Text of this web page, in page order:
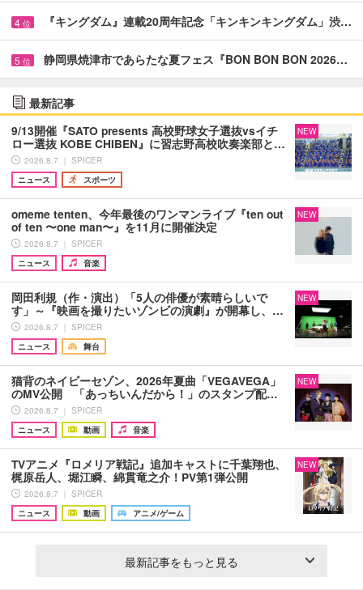
4 位 『キングダム』連載20周年記念「キンキンキングダム」渋…
5 位 静岡県焼津市であらたな夏フェス『BON BON BON 2026…
最新記事
9/13開催『SATO presents 高校野球女子選抜vsイチ
ロー選抜 KOBE CHIBEN』に習志野高校吹奏楽部と…
2026.8.7 ｜ SPICER
ニュース
スポーツ
NEW
omeme tenten、今年最後のワンマンライブ『ten out
of ten 〜one man〜』を11月に開催決定
2026.8.7 ｜ SPICER
ニュース
音楽
NEW
岡田利規（作・演出）「5人の俳優が素晴らしいで
す」～『映画を撮りたいゾンビの演劇』が開幕し、…
2026.8.7 ｜ SPICER
ニュース
舞台
NEW
猫背のネイビーセゾン、2026年夏曲「VEGAVEGA」
のMV公開 「あっちいんだから！」のスタンプ配…
2026.8.7 ｜ SPICER
ニュース
動画 音楽
NEW
TVアニメ『ロメリア戦記』追加キャストに千葉翔也、
梶原岳人、堀江瞬、綿貫竜之介！PV第1弾公開
2026.8.7 ｜ SPICER
ニュース
動画 アニメ/ゲーム
NEW
最新記事をもっと見る